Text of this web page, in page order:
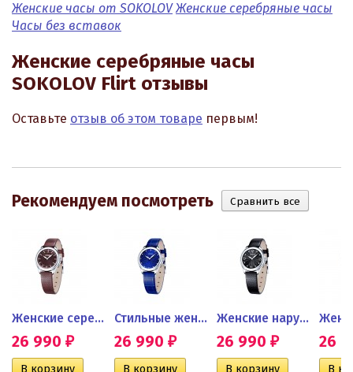
Женские часы от SOKOLOV Женские серебряные часы
Часы без вставок
Женские серебряные часы
SOKOLOV Flirt отзывы
Оставьте отзыв об этом товаре первым!
Рекомендуем посмотреть
Женские серебряные часы
26 990 ₽
Стильные женские серебряные...
26 990 ₽
Женские наручные серебряные...
26 990 ₽ 26